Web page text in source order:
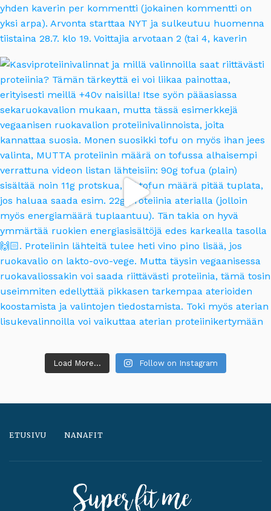
Load More... Follow on Instagram
ETUSIVU NANAFIT